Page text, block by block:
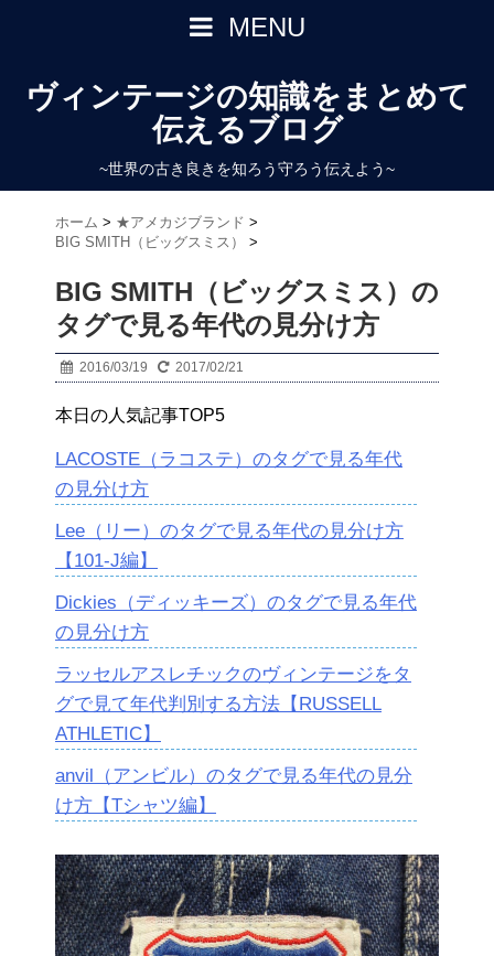
MENU
ヴィンテージの知識をまとめて
伝えるブログ
~世界の古き良きを知ろう守ろう伝えよう~
ホーム > ★アメカジブランド >
BIG SMITH（ビッグスミス）
>
BIG SMITH（ビッグスミス）の
タグで見る年代の見分け方
2016/03/19 2017/02/21
本日の人気記事TOP5
LACOSTE（ラコステ）のタグで見る年代
の見分け方
Lee（リー）のタグで見る年代の見分け方
【101-J編】
Dickies（ディッキーズ）のタグで見る年代
の見分け方
ラッセルアスレチックのヴィンテージをタ
グで見て年代判別する方法【RUSSELL
ATHLETIC】
anvil（アンビル）のタグで見る年代の見分
け方【Tシャツ編】